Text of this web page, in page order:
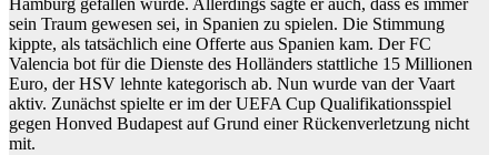
Hamburg gefallen würde. Allerdings sagte er auch, dass es immer
sein Traum gewesen sei, in Spanien zu spielen. Die Stimmung
kippte, als tatsächlich eine Offerte aus Spanien kam. Der FC
Valencia bot für die Dienste des Holländers stattliche 15 Millionen
Euro, der HSV lehnte kategorisch ab. Nun wurde van der Vaart
aktiv. Zunächst spielte er im der UEFA Cup Qualifikationsspiel
gegen Honved Budapest auf Grund einer Rückenverletzung nicht
mit.